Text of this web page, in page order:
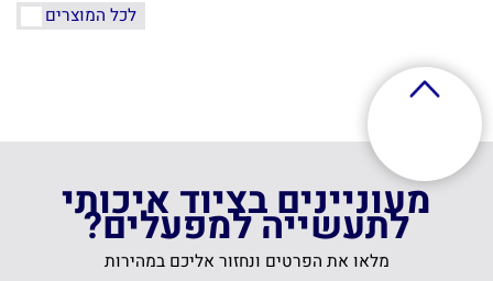
לכל המוצרים
מעוניינים בציוד איכותי
לתעשייה למפעלים?
מלאו את הפרטים ונחזור אליכם במהירות